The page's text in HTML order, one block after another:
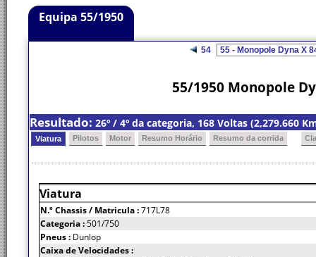
Equipa 55/1950
54
55/1950 Monopole
Resultado: 26º / 4º da categoria, 168 Voltas (2,279.660
Viatura Pilotos Motor Resumo Horário Resumo da corrida
Viatura
N.º Chassis/ Matricula :717L78
Categoria :501/750
Pneus : Dunlop
Caixa de Velocidades :